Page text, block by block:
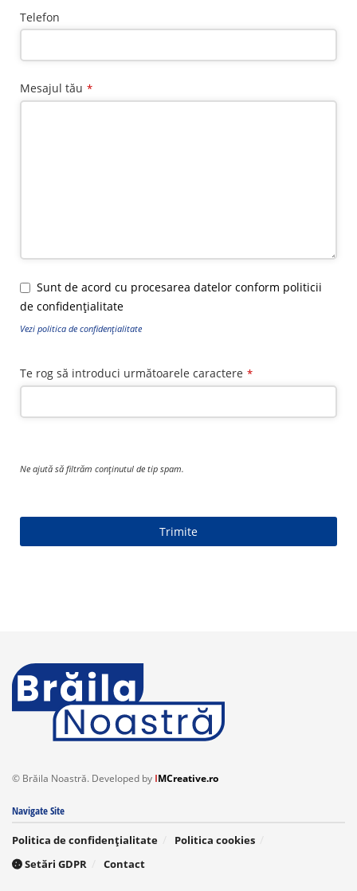
Telefon
Mesajul tău *
Sunt de acord cu procesarea datelor conform politicii
de confidențialitate
Vezi politica de confidențialitate
Te rog să introduci următoarele caractere *
Ne ajută să filtrăm conținutul de tip spam.
Trimite
© Brăila Noastră. Developed by IMCreative.ro
Navigate Site
Politica de confidențialitate
Politica cookies
Setări GDPR
Contact